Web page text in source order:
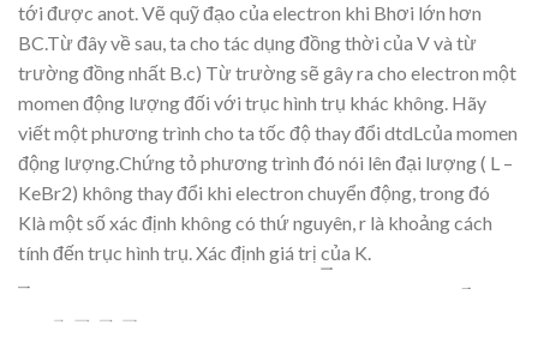
tới được anot.Vẽ quỹđạo của electron khi Bhơi lớn hơn
BC.Từđây về sau, ta cho tác dụng đồng thời của V và từ
trường đồng nhất B.c) Từtrườngsẽ gâyra cho electron một
momen động lượngđối với trục hình trụ khác không. Hãy
viếtmộtphương trình cho ta tốc độthay đổi dtdLcủa momen
động lượng.Chứng tỏphươngtrình đó nói lên đại lượng( L –
KeBr2) khôngthay đổi khi electron chuyển động,trongđó
Klà một sốxác định không có thứnguyên, r là khoảng cách
tính đến trục hình trụ. Xác định giá trị của K.